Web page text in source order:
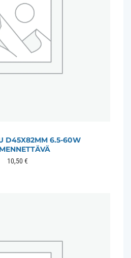
D45X82MM 6.5-60W
10,50€